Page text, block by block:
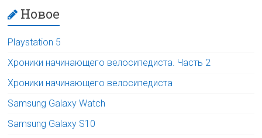
Новое
Playstation 5
Хроники начинающего велосипедиста. Часть 2
Хроники начинающего велосипедиста
Samsung Galaxy Watch
Samsung Galaxy S10